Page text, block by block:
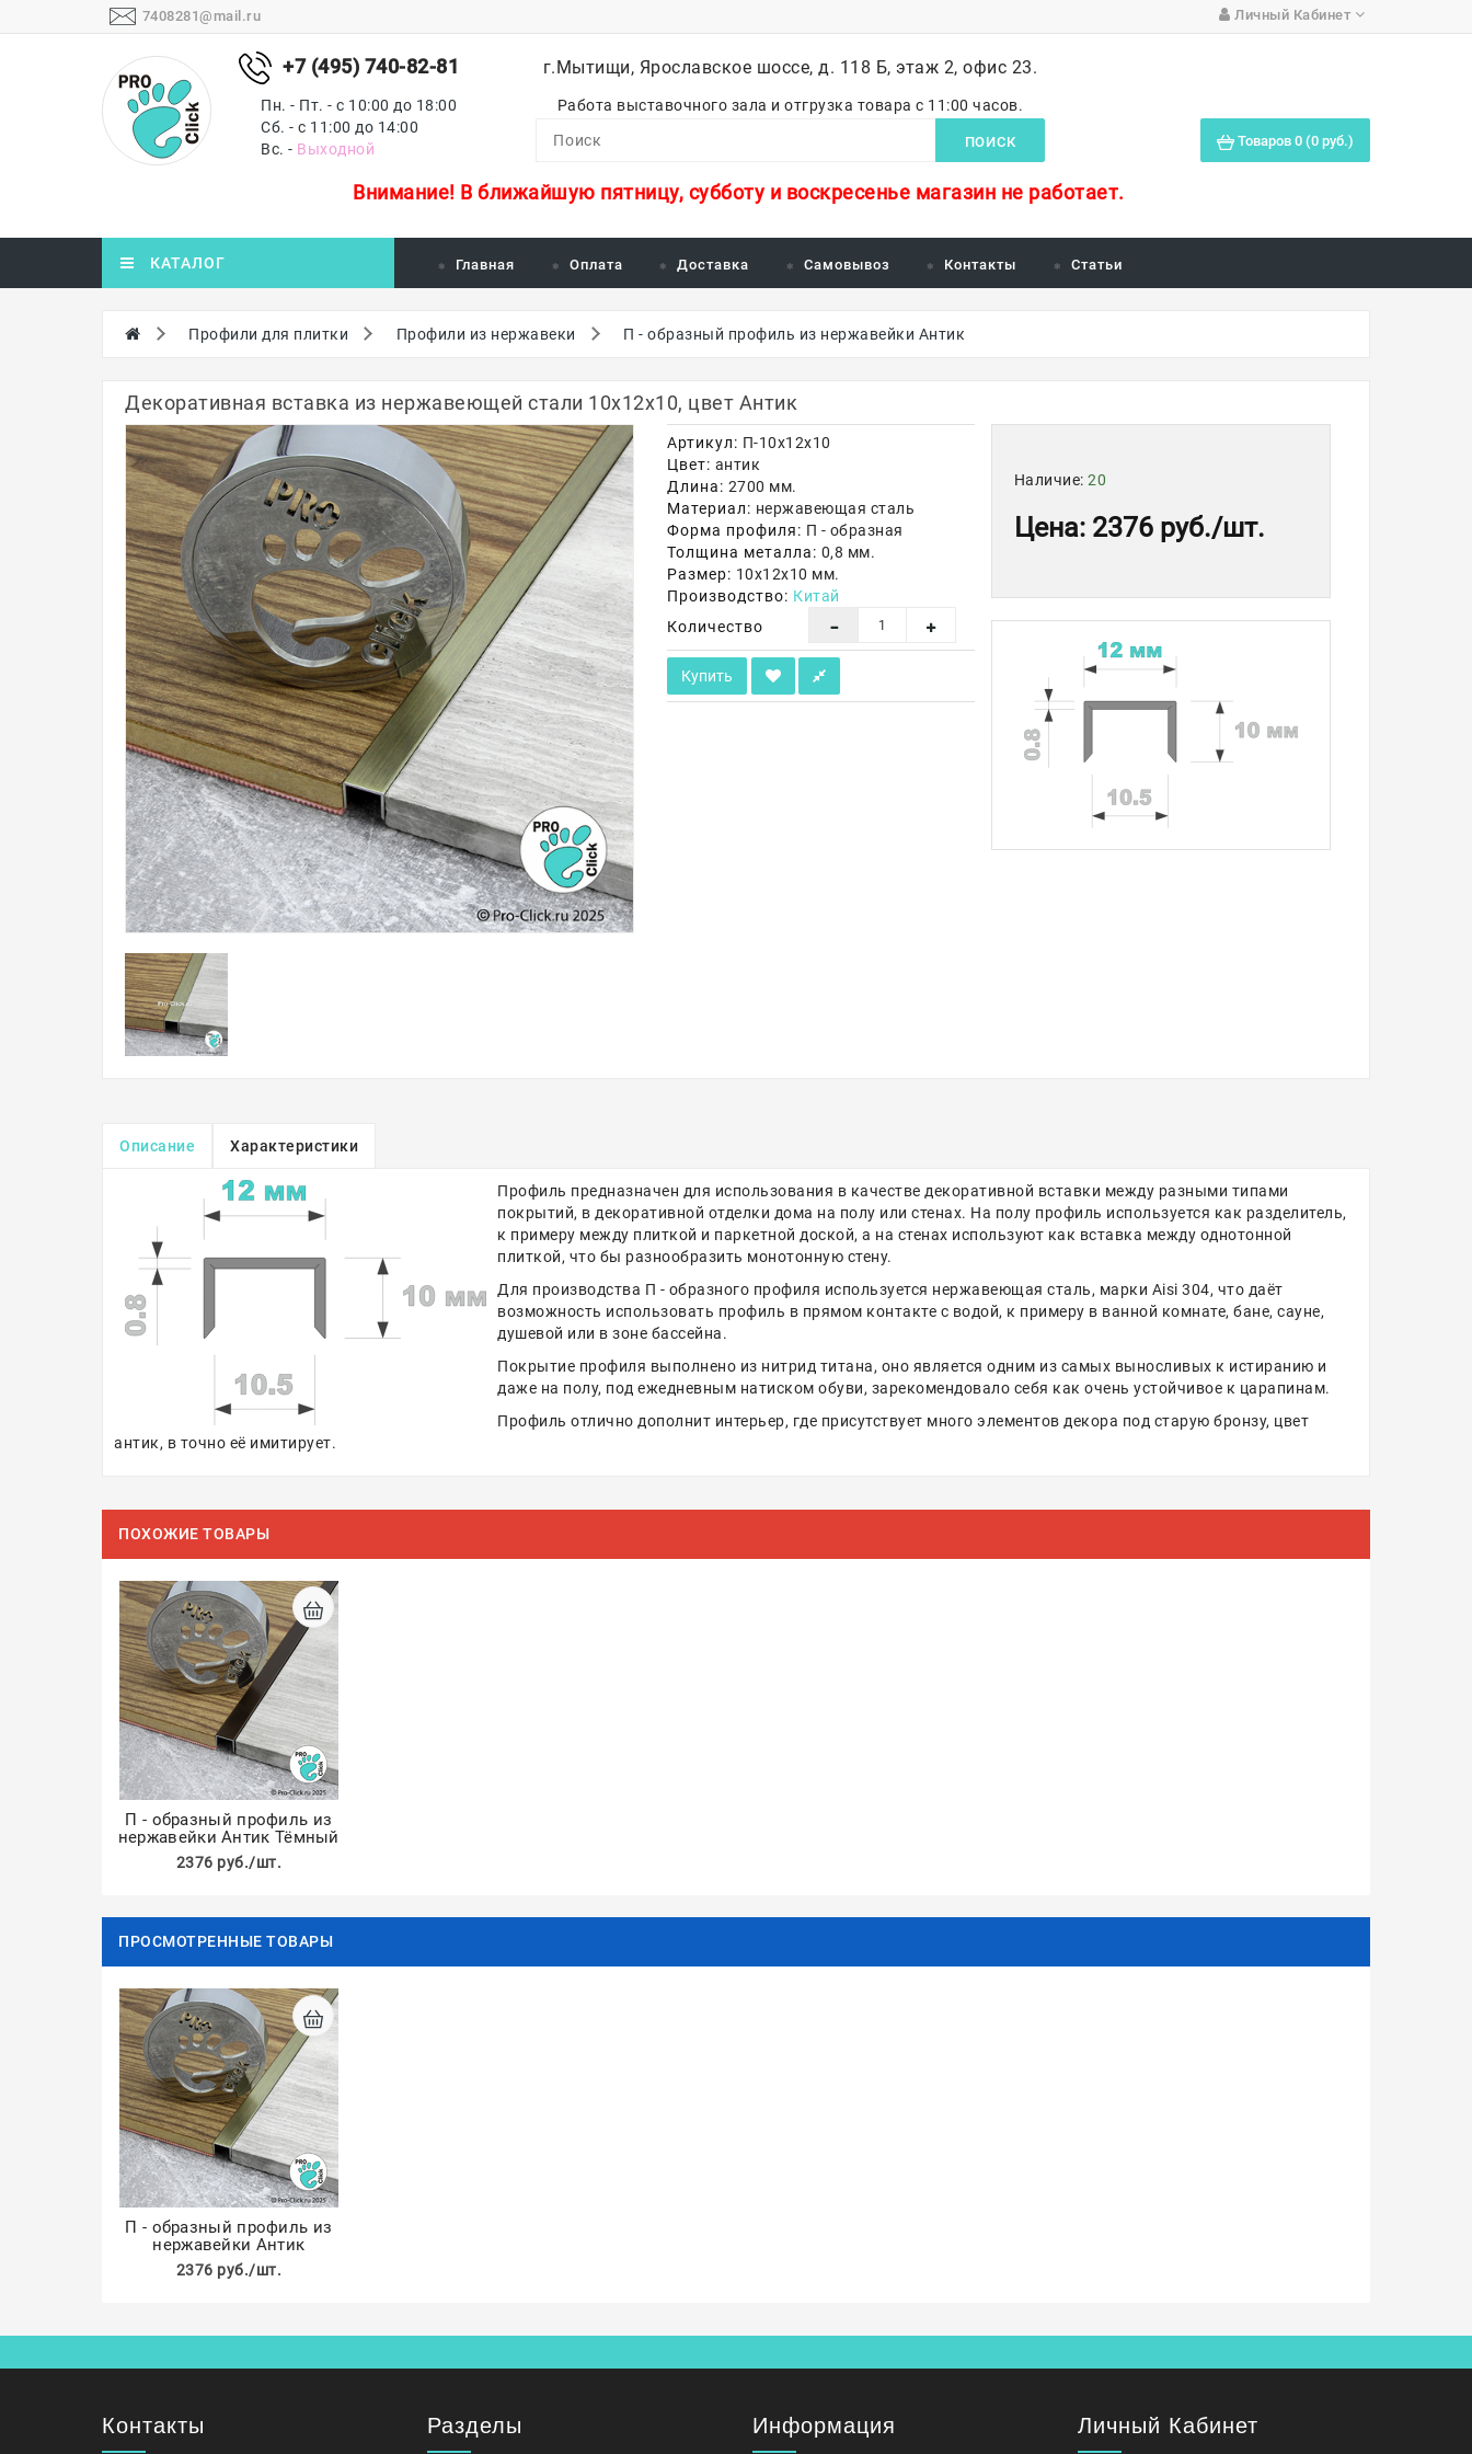
7408281@mail.ru Личный Кабинет
+7 (495) 740-82-81
Пн. - Пт. - с 10:00 до 18:00
Сб. - с 11:00 до 14:00
Вс. - Выходной
г.Мытищи, Ярославское шоссе, д. 118 Б, этаж 2, офис 23.
Работа выставочного зала и отгрузка товара с 11:00 часов.
ПОИСК Товаров 0 (0 руб.)
Внимание! В ближайшую пятницу, субботу и воскресенье магазин не работает.
КАТАЛОГ Главная Оплата Доставка Самовывоз Контакты Статьи
Профили для плитки Профили из нержавеки П - образный профиль из нержавейки Антик
Декоративная вставка из нержавеющей стали 10х12х10, цвет Антик
Артикул: П-10х12х10
Цвет: антик
Длина: 2700 мм.
Материал: нержавеющая сталь
Форма профиля: П - образная
Толщина металла: 0,8 мм.
Размер: 10х12х10 мм.
Производство: Китай
Количество
Купить
Наличие: 20
Цена: 2376 руб./шт.
Описание Характеристики
Профиль предназначен для использования в качестве декоративной вставки между разными типами
покрытий, в декоративной отделки дома на полу или стенах. На полу профиль используется как разделитель,
к примеру между плиткой и паркетной доской, а на стенах используют как вставка между однотонной
плиткой, что бы разнообразить монотонную стену.
Для производства П - образного профиля используется нержавеющая сталь, марки Aisi 304, что даёт
возможность использовать профиль в прямом контакте с водой, к примеру в ванной комнате, бане, сауне,
душевой или в зоне бассейна.
Покрытие профиля выполнено из нитрид титана, оно является одним из самых выносливых к истиранию и
даже на полу, под ежедневным натиском обуви, зарекомендовало себя как очень устойчивое к царапинам.
Профиль отлично дополнит интерьер, где присутствует много элементов декора под старую бронзу, цвет
антик, в точно её имитирует.
ПОХОЖИЕ ТОВАРЫ
П - образный профиль из
нержавейки Антик Тёмный
2376 руб./шт.
ПРОСМОТРЕННЫЕ ТОВАРЫ
П - образный профиль из
нержавейки Антик
2376 руб./шт.
Контакты Разделы Информация Личный Кабинет